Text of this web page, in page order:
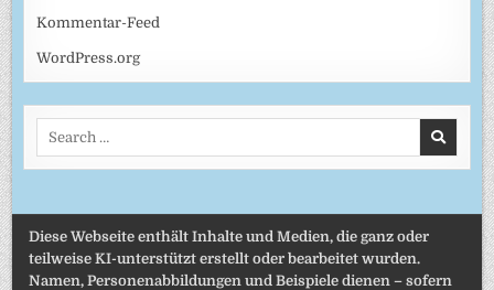
Kommentar-Feed
WordPress.org
Diese Webseite enthält Inhalte und Medien, die ganz oder
teilweise KI-unterstützt erstellt oder bearbeitet wurden.
Namen, Personenabbildungen und Beispiele dienen – sofern